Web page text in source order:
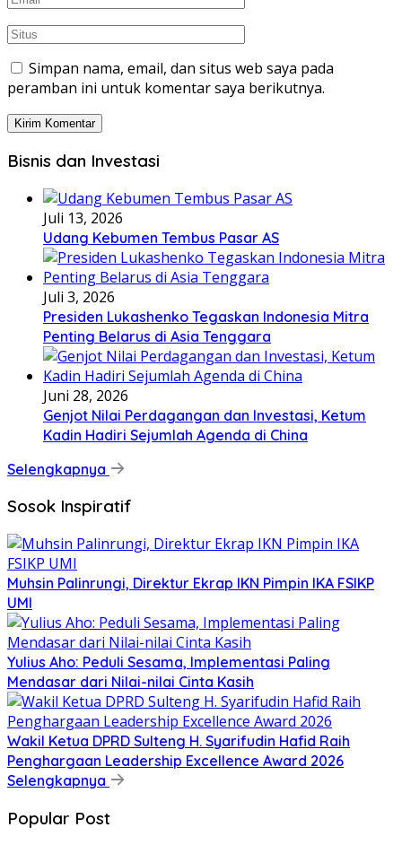
Simpan nama, email, dan situs web saya pada
peramban ini untuk komentar saya berikutnya.
Bisnis dan Investasi
Juli 13, 2026
Udang Kebumen Tembus Pasar AS
Juli 3, 2026
Presiden Lukashenko Tegaskan Indonesia Mitra
Penting Belarus di Asia Tenggara
Juni 28, 2026
Genjot Nilai Perdagangan dan Investasi, Ketum
Kadin Hadiri Sejumlah Agenda di China
Selengkapnya
Sosok Inspiratif
Muhsin Palinrungi, Direktur Ekrap IKN Pimpin IKA FSIKP
UMI
Yulius Aho: Peduli Sesama, Implementasi Paling
Mendasar dari Nilai-nilai Cinta Kasih
Wakil Ketua DPRD Sulteng H. Syarifudin Hafid Raih
Penghargaan Leadership Excellence Award 2026
Selengkapnya
Popular Post